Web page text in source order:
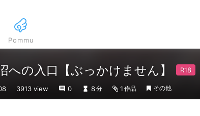
Pommu
への入口【ぶっかけません】
3913 view 0 8分 1 作品 その他